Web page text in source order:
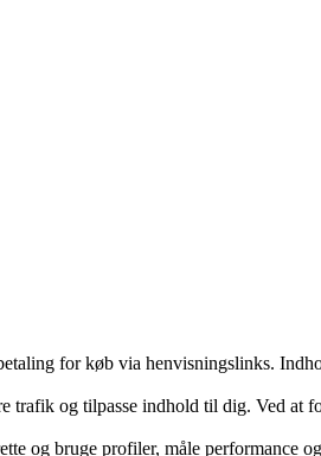
for køb via henvisningslinks.
og tilpasse indhold til dig. Ved at
og bruge profiler, måle performance